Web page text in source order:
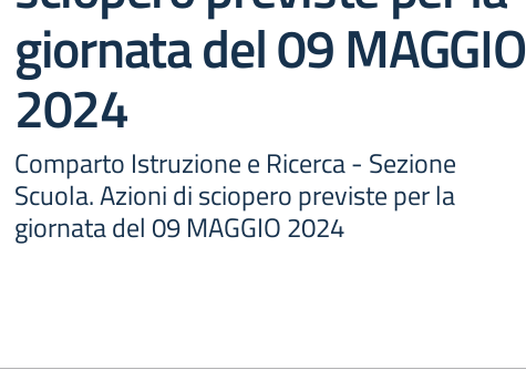
giornata del 09 MAGGIO
2024
Comparto Istruzione e Ricerca - Sezione
Scuola. Azioni di sciopero previste per la
giornata del 09 MAGGIO 2024